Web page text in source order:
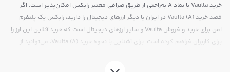
خرید Vaulta با نماد A به‌راحتی از طریق صرافی معتبر رابکس امکان‌پذیر است. اگر
قصد خرید Vaulta (A) در ایران یا دیگر ارزهای دیجیتال را دارید، رابکس یک پلتفرم
امن برای خرید و فروش Vaulta و سایر ارزهای دیجیتال است که خرید آنلاین این ارز را
برای کاربران فراهم کرده است. برای آشنایی با نحوه خرید Vaulta (A)، می‌توانید از
فرایند خرید و فروش Vaulta شوید. در بازار رابکس، قیمت لحظه‌ای، نمودار و امکانات